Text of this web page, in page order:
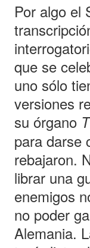
Por algo el
que se
uno sólo
versiones
su órgano
para darse
rebajaron.
librar una
enemigos
no poder
Alemania.